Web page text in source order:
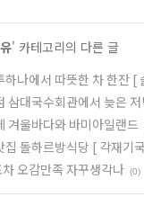
' 카테고리의 다른 글
하나에서 따뜻한 차 한잔 [
삼대국수회관에서 늦은 저
겨울바다와 바미아일랜드
집 돌하르방식당 [ 각재기
오감만족 자꾸생각나 (0)